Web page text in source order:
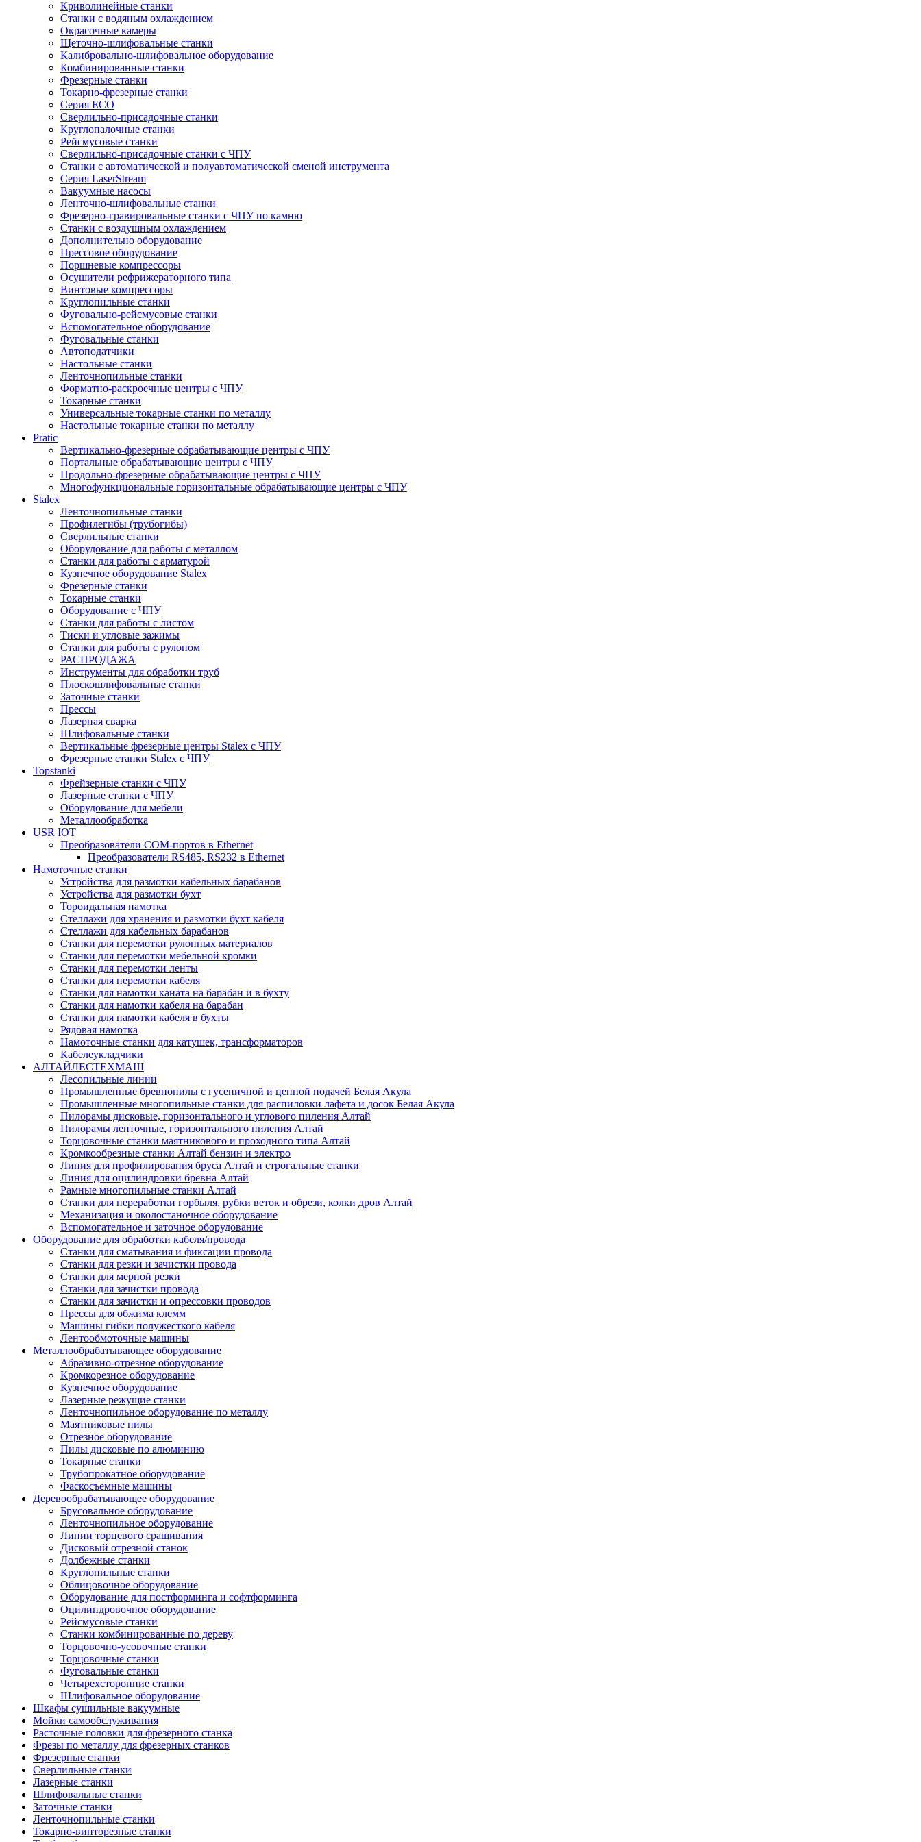
Криволинейные станки
Станки с водяным охлаждением
Окрасочные камеры
Щеточно-шлифовальные станки
Калибровально-шлифовальное оборудование
Комбинированные станки
Фрезерные станки
Токарно-фрезерные станки
Серия ECO
Сверлильно-присадочные станки
Круглопалочные станки
Рейсмусовые станки
Сверлильно-присадочные станки с ЧПУ
Станки с автоматической и полуавтоматической сменой инструмента
Серия LaserStream
Вакуумные насосы
Ленточно-шлифовальные станки
Фрезерно-гравировальные станки с ЧПУ по камню
Станки с воздушным охлаждением
Дополнительно оборудование
Прессовое оборудование
Поршневые компрессоры
Осушители рефрижераторного типа
Винтовые компрессоры
Круглопильные станки
Фуговально-рейсмусовые станки
Вспомогательное оборудование
Фуговальные станки
Автоподатчики
Настольные станки
Ленточнопильные станки
Форматно-раскроечные центры с ЧПУ
Токарные станки
Универсальные токарные станки по металлу
Настольные токарные станки по металлу
Pratic
Вертикально-фрезерные обрабатывающие центры с ЧПУ
Портальные обрабатывающие центры с ЧПУ
Продольно-фрезерные обрабатывающие центры с ЧПУ
Многофункциональные горизонтальные обрабатывающие центры с ЧПУ
Stalex
Ленточнопильные станки
Профилегибы (трубогибы)
Сверлильные станки
Оборудование для работы с металлом
Станки для работы с арматурой
Кузнечное оборудование Stalex
Фрезерные станки
Токарные станки
Оборудование с ЧПУ
Станки для работы с листом
Тиски и угловые зажимы
Станки для работы с рулоном
РАСПРОДАЖА
Инструменты для обработки труб
Плоскошлифовальные станки
Заточные станки
Прессы
Лазерная сварка
Шлифовальные станки
Вертикальные фрезерные центры Stalex с ЧПУ
Фрезерные станки Stalex с ЧПУ
Topstanki
Фрейзерные станки с ЧПУ
Лазерные станки с ЧПУ
Оборудование для мебели
Металлообработка
USR IOT
Преобразователи COM-портов в Ethernet
Преобразователи RS485, RS232 в Ethernet
Намоточные станки
Устройства для размотки кабельных барабанов
Устройства для размотки бухт
Тороидальная намотка
Стеллажи для хранения и размотки бухт кабеля
Стеллажи для кабельных барабанов
Станки для перемотки рулонных материалов
Станки для перемотки мебельной кромки
Станки для перемотки ленты
Станки для перемотки кабеля
Станки для намотки каната на барабан и в бухту
Станки для намотки кабеля на барабан
Станки для намотки кабеля в бухты
Рядовая намотка
Намоточные станки для катушек, трансформаторов
Кабелеукладчики
АЛТАЙЛЕСТЕХМАШ
Лесопильные линии
Промышленные бревнопилы с гусеничной и цепной подачей Белая Акула
Промышленные многопильные станки для распиловки лафета и досок Белая Акула
Пилорамы дисковые, горизонтального и углового пиления Алтай
Пилорамы ленточные, горизонтального пиления Алтай
Торцовочные станки маятникового и проходного типа Алтай
Кромкообрезные станки Алтай бензин и электро
Линия для профилирования бруса Алтай и строгальные станки
Линия для оцилиндровки бревна Алтай
Рамные многопильные станки Алтай
Станки для переработки горбыля, рубки веток и обрези, колки дров Алтай
Механизация и околостаночное оборудование
Вспомогательное и заточное оборудование
Оборудование для обработки кабеля/провода
Станки для сматывания и фиксации провода
Станки для резки и зачистки провода
Станки для мерной резки
Станки для зачистки провода
Станки для зачистки и опрессовки проводов
Прессы для обжима клемм
Машины гибки полужесткого кабеля
Лентообмоточные машины
Металлообрабатывающее оборудование
Абразивно-отрезное оборудование
Кромкорезное оборудование
Кузнечное оборудование
Лазерные режущие станки
Ленточнопильное оборудование по металлу
Маятниковые пилы
Отрезное оборудование
Пилы дисковые по алюминию
Токарные станки
Трубопрокатное оборудование
Фаскосъемные машины
Деревообрабатывающее оборудование
Брусовальное оборудование
Ленточнопильное оборудование
Линии торцевого сращивания
Дисковый отрезной станок
Долбежные станки
Круглопильные станки
Облицовочное оборудование
Оборудование для постформинга и софтформинга
Оцилиндровочное оборудование
Рейсмусовые станки
Станки комбинированные по дереву
Торцовочно-усовочные станки
Торцовочные станки
Фуговальные станки
Четырехсторонние станки
Шлифовальное оборудование
Шкафы сушильные вакуумные
Мойки самообслуживания
Расточные головки для фрезерного станка
Фрезы по металлу для фрезерных станков
Фрезерные станки
Сверлильные станки
Лазерные станки
Шлифовальные станки
Заточные станки
Ленточнопильные станки
Токарно-винторезные станки